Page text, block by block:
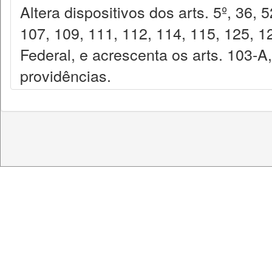
Altera dispositivos dos arts. 5º, 36,
107, 109, 111, 112, 114, 115, 125,
Federal, e acrescenta os arts. 103-
providências.